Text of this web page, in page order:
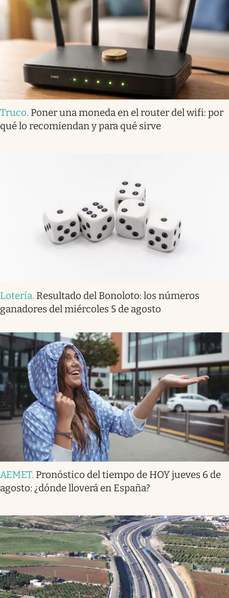
Truco. Poner una moneda en el router del wifi: por
qué lo recomiendan y para qué sirve
Lotería. Resultado del Bonoloto: los números
ganadores del miércoles 5 de agosto
AEMET. Pronóstico del tiempo de HOY jueves 6 de
agosto: ¿dónde lloverá en España?